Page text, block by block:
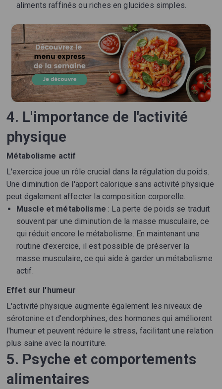
aliments raffinés ou riches en glucides simples.
4. L'importance de l'activité
physique
Métabolisme actif
L'exercice joue un rôle crucial dans la régulation du poids.
Une diminution de l'apport calorique sans activité physique
peut également affecter la composition corporelle.
Muscle et métabolisme : La perte de poids se traduit
souvent par une diminution de la masse musculaire, ce
qui réduit encore le métabolisme. En maintenant une
routine d'exercice, il est possible de préserver la
masse musculaire, ce qui aide à garder un métabolisme
actif.
Effet sur l'humeur
L'activité physique augmente également les niveaux de
sérotonine et d'endorphines, des hormones qui améliorent
l'humeur et peuvent réduire le stress, facilitant une relation
plus saine avec la nourriture.
5. Psyche et comportements
alimentaires